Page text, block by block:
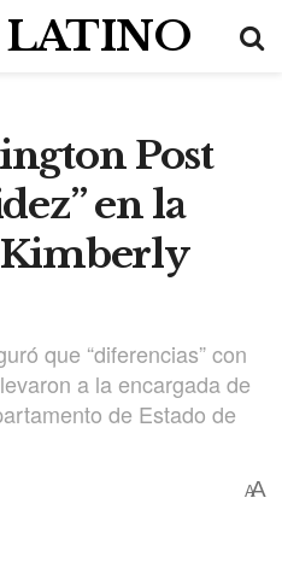
LATINO
Post
en la
que “diferencias” con
a la encargada de
de Estado de
AA